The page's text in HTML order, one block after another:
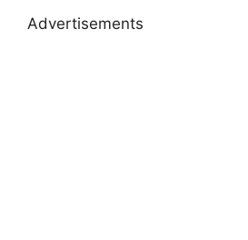
Advertisements